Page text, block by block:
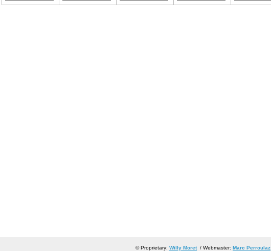
© Proprietary: Willy Moret/ Webmaster: Marc Perroulaz